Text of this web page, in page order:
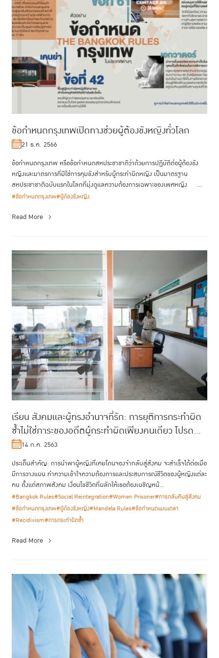
ข้อกำหนดกรุงเทพเปิดทางช่วยผู้ต้องขังหญิงทั่วโลก
21 ธ.ค. 2566
ข้อกำหนดกรุงเทพ หรือข้อกำหนดสหประชาชาติว่าด้วยการปฏิบัติต่อผู้ต้องขัง
หญิงและมาตรการที่มิใช่การคุมขังสำหรับผู้กระทำผิดหญิง เป็นมาตรฐาน
สหประชาชาติฉบับแรกในโลกที่มุ่งดูแลความต้องการเฉพาะของเพศหญิง
ท...
#ข้อกำหนดกรุงเทพ#ผู้ต้องขังหญิง
Read More
เรียน สังคมและผู้ทรงอำนาจที่รัก: การยุติการกระทำผิด
ซ้ำไม่ใช่ภาระของอดีตผู้กระทำผิดเพียงคนเดียว โปรด
อย่าทอดทิ้งเธอ
14 ก.ค. 2563
ประเด็นสำคัญ: การนำพาผู้หญิงที่เคยโดนจองจำกลับสู่สังคม จะสำเร็จได้ต่อเมื่อ
มีการวางแผน ทำความเข้าใจความต้องการและประสบการณ์ชีวิตของผู้หญิงแต่ละ
คน ตั้งแต่สภาพสังคม เงื่อนไขชีวิตที่ผลักให้เธอต้องเผชิญหน้...
#Bangkok Rules#Social Reintegration#Women Prisoner#การกลับคืนสู่สังคม
#ข้อกำหนดกรุงเทพ#ผู้ต้องขังหญิง#Mandela Rules#ข้อกำหนดแมนเดลา
#Recidivism#การกระทำผิดซ้ำ
Read More